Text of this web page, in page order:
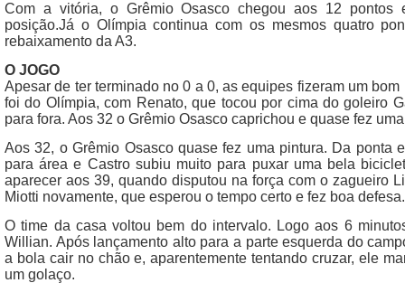
Com a vitória, o Grêmio Osasco chegou aos 12 pontos
posição.Já o Olímpia continua com os mesmos quatro
rebaixamento da A3.
O JOGO
Apesar de ter terminado no 0 a 0, as equipes fizeram um
foi do Olímpia, com Renato, que tocou por cima do goleiro
para fora. Aos 32 o Grêmio Osasco caprichou e quase fez
Aos 32, o Grêmio Osasco quase fez uma pintura. Da ponta
para área e Castro subiu muito para puxar uma bela
aparecer aos 39, quando disputou na força com o zagueiro
Miotti novamente, que esperou o tempo certo e fez boa defesa.
O time da casa voltou bem do intervalo. Logo aos 6
Willian. Após lançamento alto para a parte esquerda do
a bola cair no chão e, aparentemente tentando cruzar, ele
um golaço.